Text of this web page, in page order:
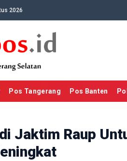
2026
Pos Tangerang Pos Banten
Jaktim Raup